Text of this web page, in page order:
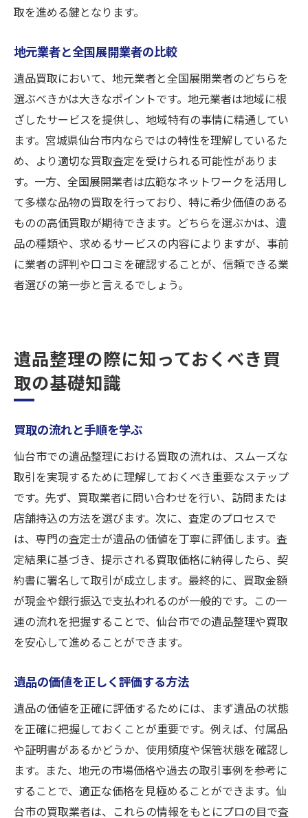
取を進める鍵となります。
地元業者と全国展開業者の比較
遺品買取において、地元業者と全国展開業者のどちらを
選ぶべきかは大きなポイントです。地元業者は地域に根
ざしたサービスを提供し、地域特有の事情に精通してい
ます。宮城県仙台市内ならではの特性を理解しているた
め、より適切な買取査定を受けられる可能性がありま
す。一方、全国展開業者は広範なネットワークを活用し
て多様な品物の買取を行っており、特に希少価値のある
ものの高価買取が期待できます。どちらを選ぶかは、遺
品の種類や、求めるサービスの内容によりますが、事前
に業者の評判や口コミを確認することが、信頼できる業
者選びの第一歩と言えるでしょう。
遺品整理の際に知っておくべき買
取の基礎知識
買取の流れと手順を学ぶ
仙台市での遺品整理における買取の流れは、スムーズな
取引を実現するために理解しておくべき重要なステップ
です。先ず、買取業者に問い合わせを行い、訪問または
店舗持込の方法を選びます。次に、査定のプロセスで
は、専門の査定士が遺品の価値を丁寧に評価します。査
定結果に基づき、提示される買取価格に納得したら、契
約書に署名して取引が成立します。最終的に、買取金額
が現金や銀行振込で支払われるのが一般的です。この一
連の流れを把握することで、仙台市での遺品整理や買取
を安心して進めることができます。
遺品の価値を正しく評価する方法
遺品の価値を正確に評価するためには、まず遺品の状態
を正確に把握しておくことが重要です。例えば、付属品
や証明書があるかどうか、使用頻度や保管状態を確認し
ます。また、地元の市場価格や過去の取引事例を参考に
することで、適正な価格を見極めることができます。仙
台市の買取業者は、これらの情報をもとにプロの目で査